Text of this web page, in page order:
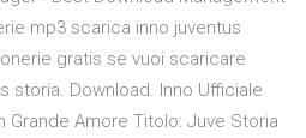
mp3 scarica inno juventus
gratis se vuoi scaricare
storia. Download. Inno Ufficiale
Grande Amore Titolo: Juve Storia